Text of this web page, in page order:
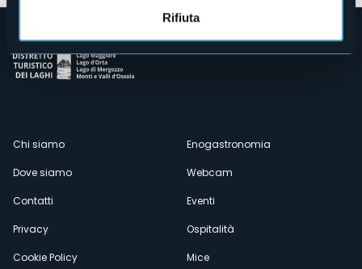
Rifiuta
Menù
secondario
Chi siamo
Dove siamo
Contatti
Privacy
Cookie Policy
Enogastronomia
Webcam
Eventi
Ospitalità
Mice